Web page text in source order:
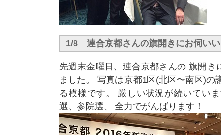
1/8 連合京都さんの旗開きにお伺い
先週末金曜日、連合京都さんの 旗開き
ました。 写真は京都1区(北区〜南区)の
る模様です。 厳しい状況が続いてい
選、参院選、 全力でがんばります！